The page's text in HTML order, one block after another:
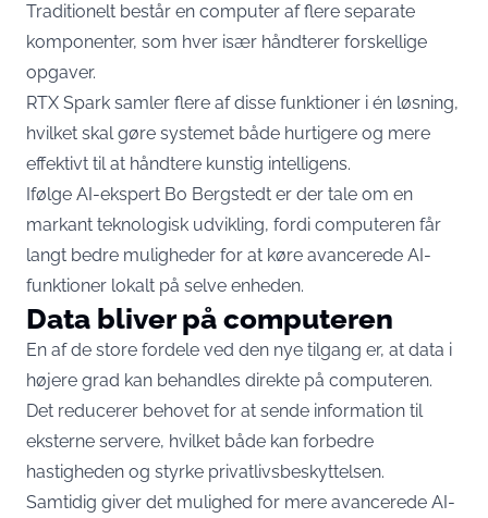
Traditionelt består en computer af flere separate
komponenter, som hver især håndterer forskellige
opgaver.
RTX Spark samler flere af disse funktioner i én løsning,
hvilket skal gøre systemet både hurtigere og mere
effektivt til at håndtere kunstig intelligens.
Ifølge AI-ekspert Bo Bergstedt er der tale om en
markant teknologisk udvikling, fordi computeren får
langt bedre muligheder for at køre avancerede AI-
funktioner lokalt på selve enheden.
Data bliver på computeren
En af de store fordele ved den nye tilgang er, at data i
højere grad kan behandles direkte på computeren.
Det reducerer behovet for at sende information til
eksterne servere, hvilket både kan forbedre
hastigheden og styrke privatlivsbeskyttelsen.
Samtidig giver det mulighed for mere avancerede AI-